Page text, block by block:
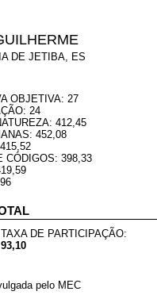
DE JETIBA, ES
OBJETIVA: 27
24
412,45
452,08
CÓDIGOS: 398,33
TAXA DE PARTICIPAÇÃO:
93,10
pelo MEC